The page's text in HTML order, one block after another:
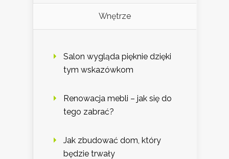
Wnętrze
Salon wygląda pięknie dzięki
tym wskazówkom
Renowacja mebli – jak się do
tego zabrać?
Jak zbudować dom, który
będzie trwały